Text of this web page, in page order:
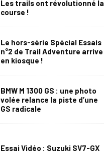
Les trails ont révolutionné la
course !
Le hors-série Spécial Essais
n°2 de Trail Adventure arrive
en kiosque !
BMW M 1300 GS : une photo
volée relance la piste d’une
GS radicale
Essai Vidéo : Suzuki SV7-GX